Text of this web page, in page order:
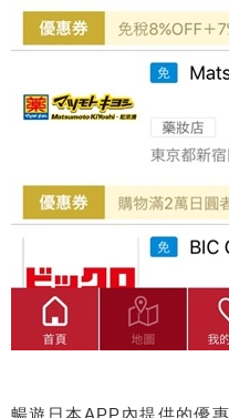
暢遊日本APP內提供的優